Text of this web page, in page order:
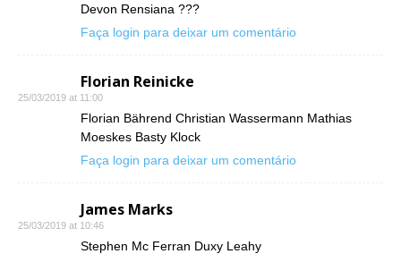
Devon Rensiana ???
Faça login para deixar um comentário
Florian Reinicke
25/03/2019 at 11:00
Florian Bährend Christian Wassermann Mathias
Moeskes Basty Klock
Faça login para deixar um comentário
James Marks
25/03/2019 at 10:46
Stephen Mc Ferran Duxy Leahy